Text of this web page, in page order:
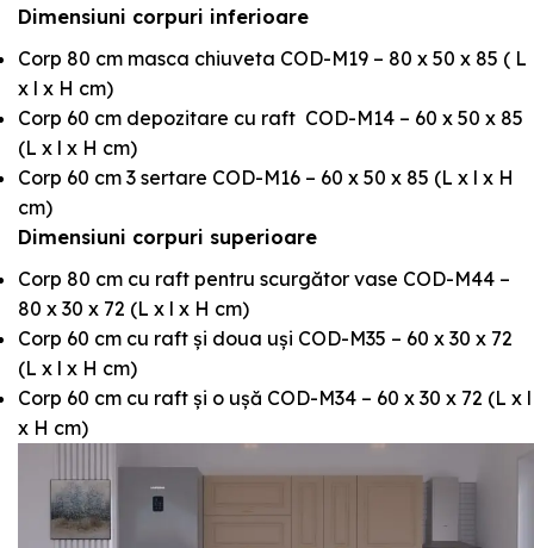
Dimensiuni corpuri inferioare
Corp 80 cm masca chiuveta COD-M19 – 80 x 50 x 85 ( L
x l x H cm)
Corp 60 cm depozitare cu raft COD-M14 – 60 x 50 x 85
(L x l x H cm)
Corp 60 cm 3 sertare COD-M16 – 60 x 50 x 85 (L x l x H
cm)
Dimensiuni corpuri superioare
Corp 80 cm cu raft pentru scurgător vase COD-M44 –
80 x 30 x 72 (L x l x H cm)
Corp 60 cm cu raft și doua uși COD-M35 – 60 x 30 x 72
(L x l x H cm)
Corp 60 cm cu raft și o ușă COD-M34 – 60 x 30 x 72 (L x l
x H cm)